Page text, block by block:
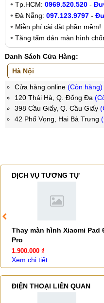
Tp.HCM: 0969.520.520 -
Đà Nẵng: 097.123.9797 -
Miễn phí cài đặt phần mềm!
Tặng tấm dán màn hình
Danh Sách Cửa Hàng:
Cửa hàng online (Còn hàng)
120 Thái Hà, Q. Đống Đa
398 Cầu Giấy, Q. Cầu Giấy
42 Phố Vọng, Hai Bà Trưng
DỊCH VỤ TƯƠNG TỰ
Thay màn hình Xiaomi Pad
Pro
1.900.000 ₫
Xem chi tiết
ĐIỆN THOẠI LIÊN QUAN